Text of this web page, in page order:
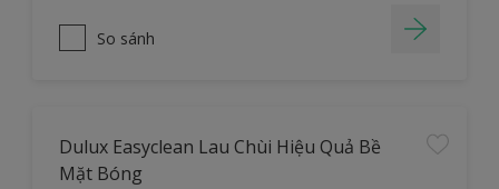
So sánh
Dulux Easyclean Lau Chùi Hiệu Quả Bề
Mặt Bóng